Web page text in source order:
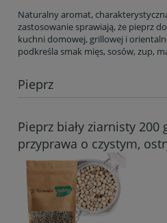
Naturalny aromat,
zastosowanie sprawiają, że pieprz
kuchni domowej, grillowej i
podkreśla smak mięs, sosów, zup,
Pieprz
Pieprz biały ziarnisty 200
przyprawa o czystym,